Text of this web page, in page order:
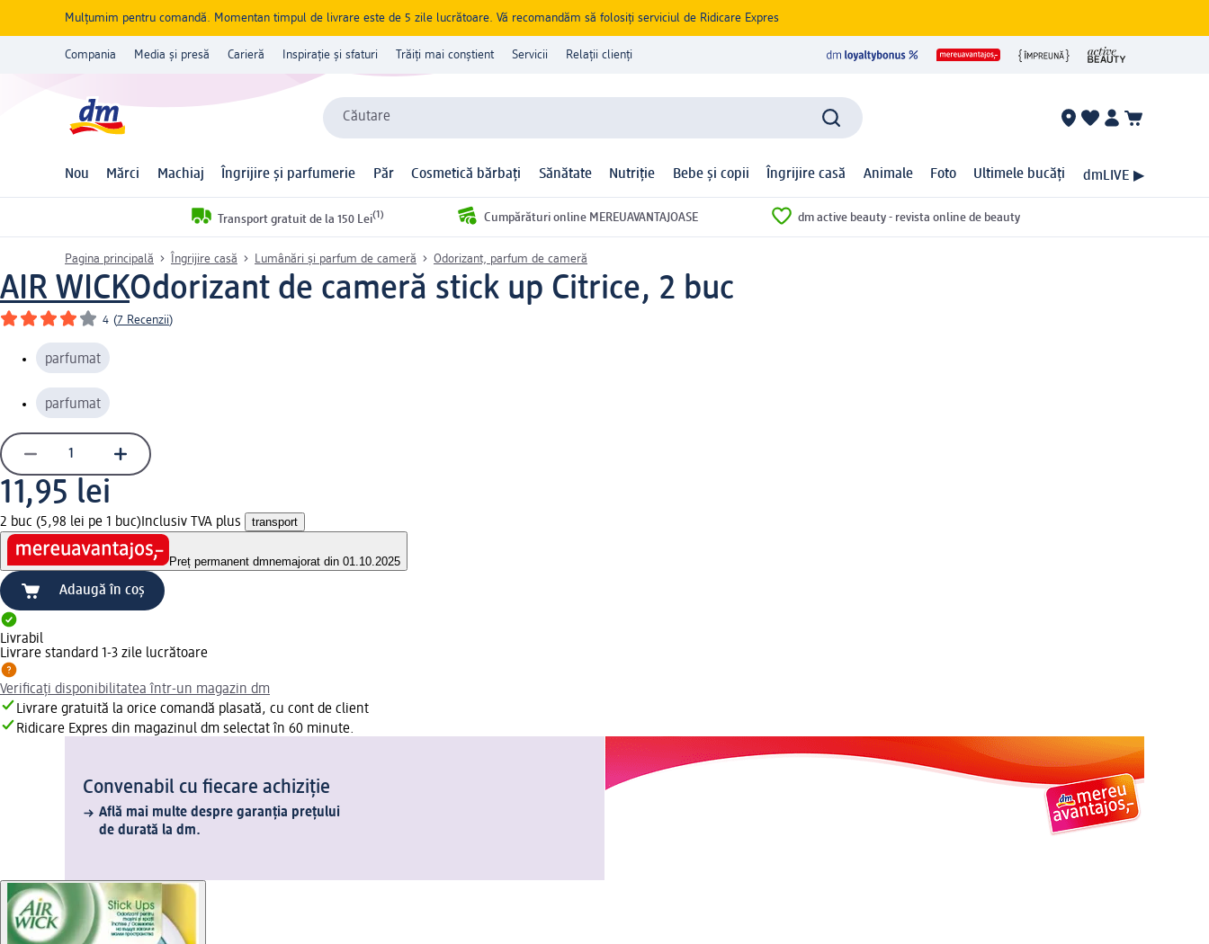
Mulțumim pentru comandă. Momentan timpul de livrare este de 5 zile lucrătoare. Vă recomandăm să folosiți serviciul de Ridicare Expres
Compania Media și presă Carieră Inspirație și sfaturi Trăiți mai conștient Servicii Relații clienți
Căutare
Nou Mărci Machiaj Îngrijire și parfumerie Păr Cosmetică bărbați Sănătate Nutriție Bebe și copii Îngrijire casă Animale Foto Ultimele bucăți dmLIVE ▶
Transport gratuit de la 150 Lei(1) Cumpărături online MEREUAVANTAJOASE dm active beauty - revista online de beauty
Pagina principală Îngrijire casă Lumânări și parfum de cameră Odorizant, parfum de cameră
AIR WICKOdorizant de cameră stick up Citrice, 2 buc
4 (7 Recenzii)
parfumat
parfumat
11,95 lei
2 buc (5,98 lei pe 1 buc) Inclusiv TVA plus transport
Preț permanent dmnemajorat din 01.10.2025
Adaugă în coș
Livrabil
Livrare standard 1-3 zile lucrătoare
Verificați disponibilitatea într-un magazin dm
Livrare gratuită la orice comandă plasată, cu cont de client
Ridicare Expres din magazinul dm selectat în 60 minute.
Convenabil cu fiecare achiziție
Află mai multe despre garanția prețului
de durată la dm.